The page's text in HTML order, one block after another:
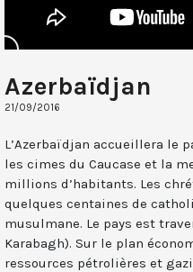
Azerbaïdjan
21/09/2016
L’Azerbaïdjan accueillera le
les cimes du Caucase et la
millions d’habitants. Les
quelques centaines de
musulmane. Le pays est
Karabagh). Sur le plan
ressources pétrolières et